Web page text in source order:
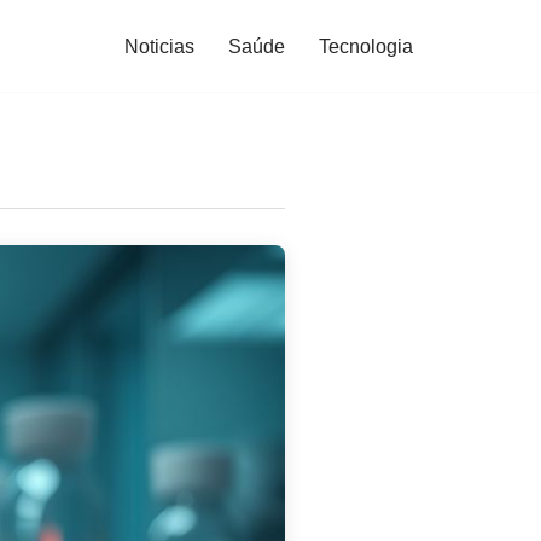
Noticias Saúde Tecnologia